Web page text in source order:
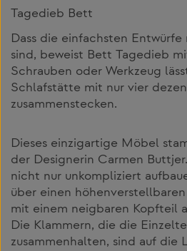
Tagedieb Bett
Dass die einfachsten
sind, beweist Bett Tagedieb
Schrauben oder Werkzeug
Schlafstätte mit nur vier
zusammenstecken.
Dieses einzigartige Möbel
der Designerin Carmen
nicht nur unkompliziert
über einen
mit einem neigbaren Kopfteil
Die Klammern, die die
zusammenhalten, sind auf die